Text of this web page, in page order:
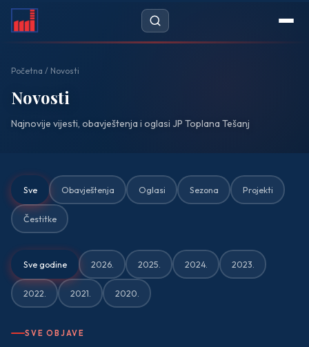
Novosti
Javne nabavke
— Cjenovnik
— Propisi
— Zahtjevi
O NAMA
— Historijat
— Organizaciona struktura
Početna / Novosti
Novosti
Najnovije vijesti, obavještenja i oglasi JP Toplana Tešanj
Sve Obavještenja Oglasi Sezona Projekti
Čestitke
Sve godine 2026. 2025. 2024. 2023.
2022. 2021. 2020.
SVE OBJAVE